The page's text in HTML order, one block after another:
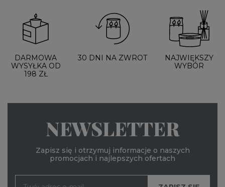
DARMOWA
WYSYŁKA OD
198 ZŁ
30 DNI NA ZWROT
NAJWIĘKSZY
WYBÓR
NEWSLETTER
Zapisz się i otrzymuj informacje o naszych
promocjach i najlepszych ofertach